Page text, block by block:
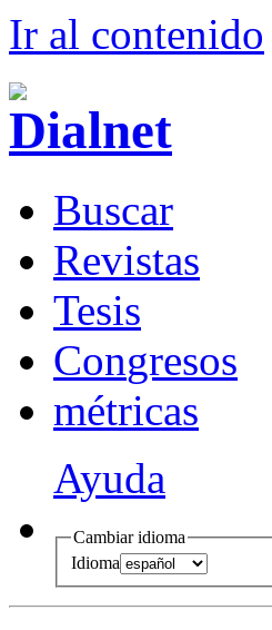
Ir al contenido
Buscar
Revistas
Tesis
Congresos
métricas
Ayuda
Cambiar idioma
Idioma